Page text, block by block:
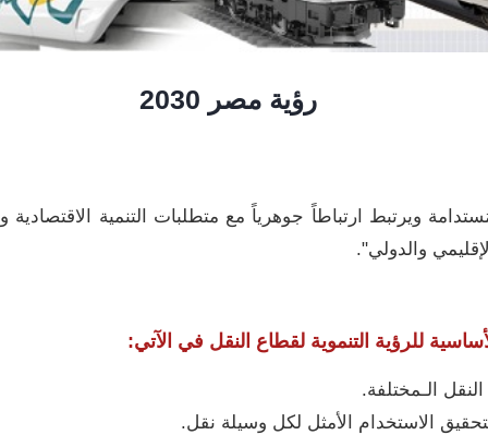
رؤية مصر 2030
ويرتبط ارتباطاً جوهرياً مع متطلبات التنمية
والدولي".
للرؤية التنموية لقطاع النقل في الآتي:
الـمختلفة.
الاستخدام الأمثل لكل وسيلة نقل.